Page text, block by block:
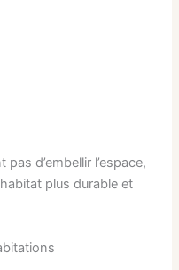
d’embellir l’espace,
plus durable et